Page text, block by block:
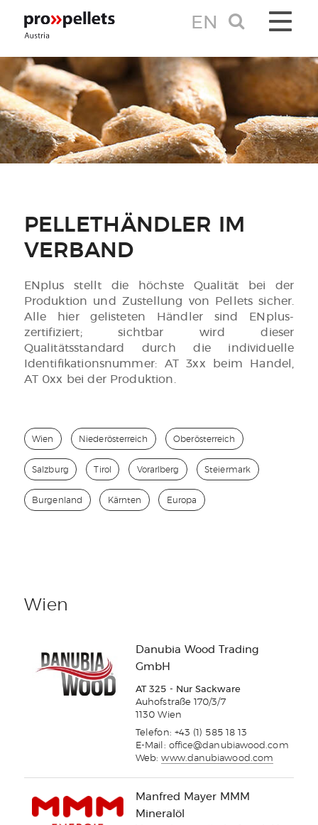
TOGGLE
EN
PELLETHÄNDLER IM
VERBAND
ENplus stellt die höchste Qualität bei der
Produktion und Zustellung von Pellets sicher.
Alle hier gelisteten Händler sind ENplus-
zertifiziert; sichtbar wird dieser
Qualitätsstandard durch die individuelle
Identifikationsnummer: AT 3xx beim Handel,
AT 0xx bei der Produktion.
Wien Niederösterreich Oberösterreich
Salzburg Tirol Vorarlberg Steiermark
Burgenland Kärnten Europa
Wien
Danubia Wood Trading
GmbH
AT 325 - Nur Sackware
Auhofstraße 170/3/7
1130 Wien
Telefon: +43 (1) 585 18 13
E-Mail: office@danubiawood.com
Web:www.danubiawood.com
Manfred Mayer MMM
Mineralöl